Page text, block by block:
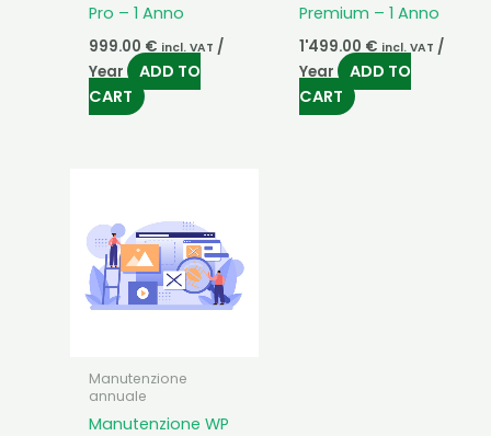
Pro – 1 Anno
999.00 € incl. VAT /
Year ADD TO
CART
Premium – 1 Anno
1'499.00 € incl. VAT /
Year ADD TO
CART
Manutenzione
annuale
Manutenzione WP